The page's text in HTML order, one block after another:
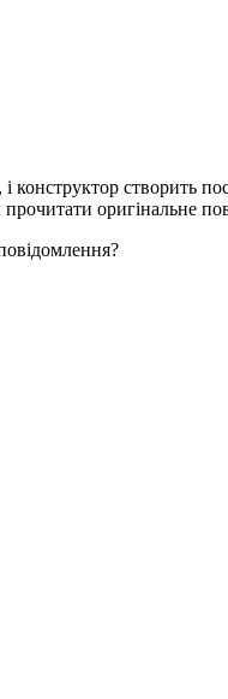
конструктор створить
оригінальне